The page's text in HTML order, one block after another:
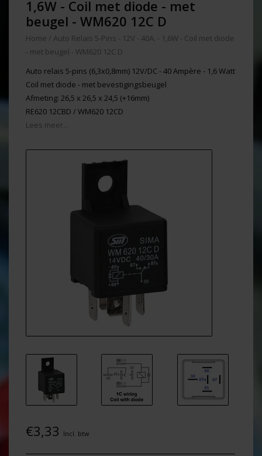
1,6W - Coil met diode - met
beugel - WM620 12C D
Home / Auto Relais 5-Pins - 12V - 40A. - 1,6W - Coil met diode
- met beugel - WM620 12C D
Auto relais 5-pins (6,3x0,8mm) 12V/DC - 40 Ampère - 1,6 Watt
Coil met diode - met bevestigingsbeugel
Afmeting: 26,5 x 26,5 x 24,5 (+16mm)
RE620 12CBD / WM620 12CD
Lees meer...
€3,33 Incl. btw